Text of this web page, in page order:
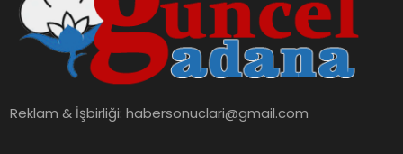
Reklam & İşbirliği:habersonuclari@gmail.com